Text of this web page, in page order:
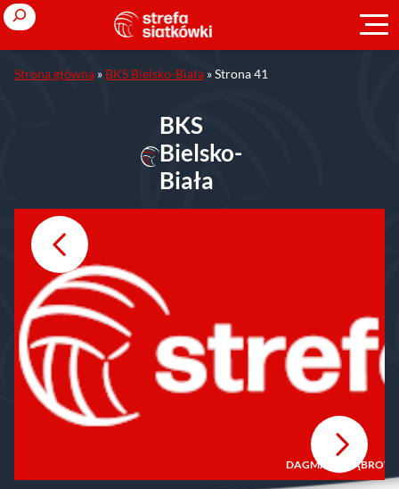
Przejdź
do
treści
Search
Strona główna » BKS Bielsko-Biała »Strona 41
BKS
Bielsko-
Biała
DAGMARA